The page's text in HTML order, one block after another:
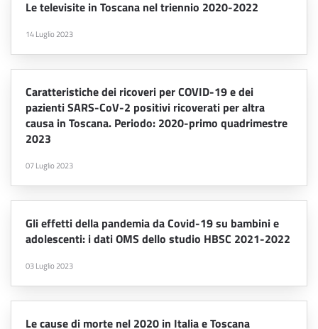
Le televisite in Toscana nel triennio 2020-2022
14 Luglio 2023
Caratteristiche dei ricoveri per COVID-19 e dei
pazienti SARS-CoV-2 positivi ricoverati per altra
causa in Toscana. Periodo: 2020-primo quadrimestre
2023
07 Luglio 2023
Gli effetti della pandemia da Covid-19 su bambini e
adolescenti: i dati OMS dello studio HBSC 2021-2022
03 Luglio 2023
Le cause di morte nel 2020 in Italia e Toscana